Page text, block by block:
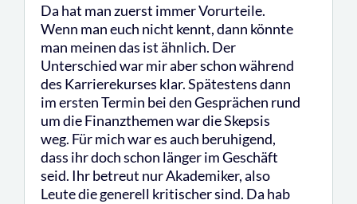
Da hat man zuerst immer Vorurteile.
Wenn man euch nicht kennt, dann könnte
man meinen das ist ähnlich. Der
Unterschied war mir aber schon während
des Karrierekurses klar. Spätestens dann
im ersten Termin bei den Gesprächen rund
um die Finanzthemen war die Skepsis
weg. Für mich war es auch beruhigend,
dass ihr doch schon länger im Geschäft
seid. Ihr betreut nur Akademiker, also
Leute die generell kritischer sind. Da hab